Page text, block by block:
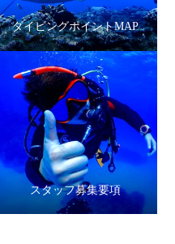
ダイビングポイントMAP
スタッフ募集要項